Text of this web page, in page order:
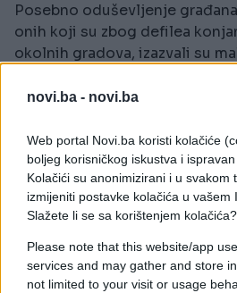
novi.ba - novi.ba
Web portal Novi.ba koristi kolačiće
boljeg korisničkog iskustva i ispravan
Kolačići su anonimizirani i u svakom
izmijeniti postavke kolačića u vašem
Slažete li se sa korištenjem kolačića?
Please note that this website/app
services and may gather and store
not limited to your visit or usage
Posebno oduševljenje
onih koji su zbog defilea
okolnih gradova, izazvali su
gradskom ulicom.
Dolaskom defilea konjanika u
travnički Ahmed efendija
imamu džemata Karaula
U nedjelju ujutro konjanici će
ispred Handanagine džamije u
dedinoj stijeni. Nakon toga
bajraktari. Nakon prolaska